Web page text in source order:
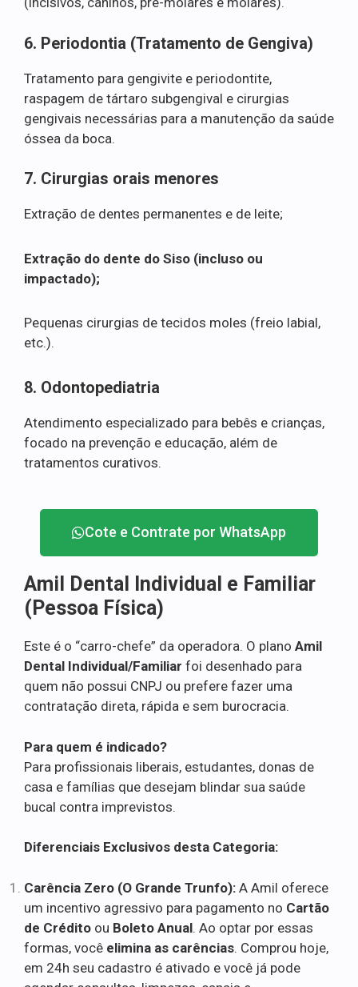
6. Periodontia (Tratamento de Gengiva)
Tratamento para gengivite e periodontite,
raspagem de tártaro subgengival e cirurgias
gengivais necessárias para a manutenção da saúde
óssea da boca.
7. Cirurgias orais menores
Extração de dentes permanentes e de leite;
Extração do dente do Siso (incluso ou
impactado);
Pequenas cirurgias de tecidos moles (freio labial,
etc.).
8. Odontopediatria
Atendimento especializado para bebês e crianças,
focado na prevenção e educação, além de
tratamentos curativos.
Cote e Contrate por WhatsApp
Amil Dental Individual e Familiar
(Pessoa Física)
Este é o “carro-chefe” da operadora. O plano Amil
Dental Individual/Familiar foi desenhado para
quem não possui CNPJ ou prefere fazer uma
contratação direta, rápida e sem burocracia.
Para quem é indicado?
Para profissionais liberais, estudantes, donas de
casa e famílias que desejam blindar sua saúde
bucal contra imprevistos.
Diferenciais Exclusivos desta Categoria:
Carência Zero (O Grande Trunfo): A Amil oferece
um incentivo agressivo para pagamento no Cartão
de Crédito ou Boleto Anual. Ao optar por essas
formas, você elimina as carências. Comprou hoje,
em 24h seu cadastro é ativado e você já pode